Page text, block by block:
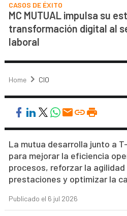
CASOS DE ÉXITO
MC MUTUAL impulsa su
transformación digital al
laboral
Home CIO
La mutua desarrolla junto a
para mejorar la eficiencia
procesos, reforzar la
prestaciones y optimizar la
Publicado el 6 jul 2026